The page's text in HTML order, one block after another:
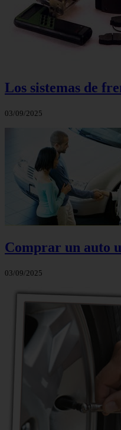
Los sistemas de
03/09/2025
Comprar un auto
03/09/2025